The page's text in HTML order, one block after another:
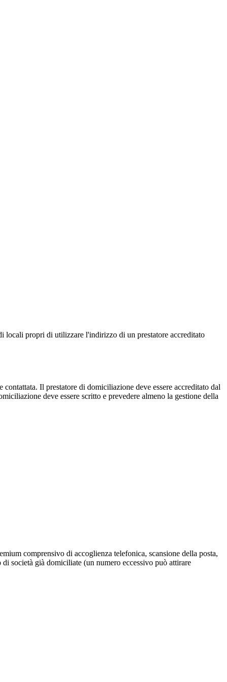
locali propri di utilizzare l'indirizzo di un prestatore accreditato
Il prestatore di domiciliazione deve essere accreditato dal
deve essere scritto e prevedere almeno la gestione della
comprensivo di accoglienza telefonica, scansione della posta,
società già domiciliate (un numero eccessivo può attirare